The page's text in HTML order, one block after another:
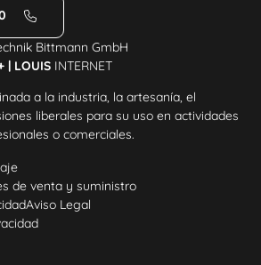
Bittmann GmbH
| LOUIS INTERNET
a la industria, la artesanía, el
liberales para su uso en actividades
o comerciales.
de venta y suministro
Aviso Legal